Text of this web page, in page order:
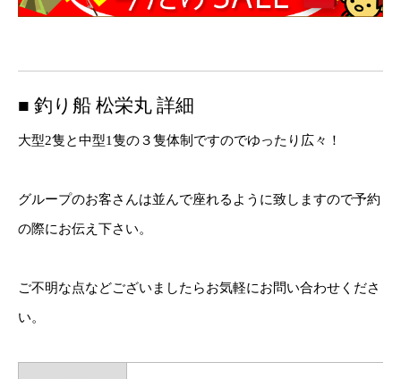
■ 釣り船 松栄丸 詳細
大型2隻と中型1隻の３隻体制ですのでゆったり広々！
グループのお客さんは並んで座れるように致しますので予約
の際にお伝え下さい。
ご不明な点などございましたらお気軽にお問い合わせくださ
い。